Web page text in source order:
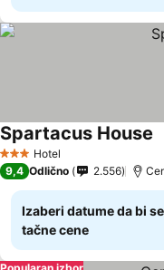
3 Zvezdice
Hotel
Spartacus House
9,4 Odlično 2.556
Izaberi datume da bi
tačne cene